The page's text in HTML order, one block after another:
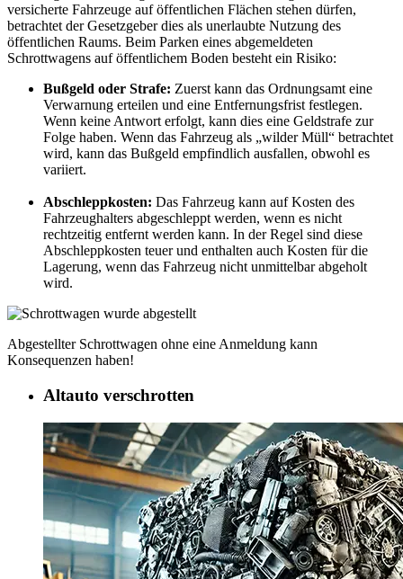
versicherte Fahrzeuge auf öffentlichen Flächen stehen dürfen,
betrachtet der Gesetzgeber dies als unerlaubte Nutzung des
öffentlichen Raums. Beim Parken eines abgemeldeten
Schrottwagens auf öffentlichem Boden besteht ein Risiko:
Bußgeld oder Strafe: Zuerst kann das Ordnungsamt eine
Verwarnung erteilen und eine Entfernungsfrist festlegen.
Wenn keine Antwort erfolgt, kann dies eine Geldstrafe zur
Folge haben. Wenn das Fahrzeug als „wilder Müll“ betrachtet
wird, kann das Bußgeld empfindlich ausfallen, obwohl es
variiert.
Abschleppkosten: Das Fahrzeug kann auf Kosten des
Fahrzeughalters abgeschleppt werden, wenn es nicht
rechtzeitig entfernt werden kann. In der Regel sind diese
Abschleppkosten teuer und enthalten auch Kosten für die
Lagerung, wenn das Fahrzeug nicht unmittelbar abgeholt
wird.
Abgestellter Schrottwagen ohne eine Anmeldung kann
Konsequenzen haben!
Altauto verschrotten